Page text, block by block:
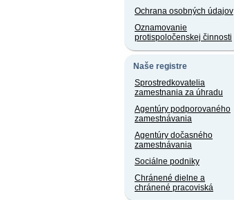
Ochrana osobných údajov
Oznamovanie
protispoločenskej činnosti
Naše registre
Sprostredkovatelia
zamestnania za úhradu
Agentúry podporovaného
zamestnávania
Agentúry dočasného
zamestnávania
Sociálne podniky
Chránené dielne a
chránené pracoviská